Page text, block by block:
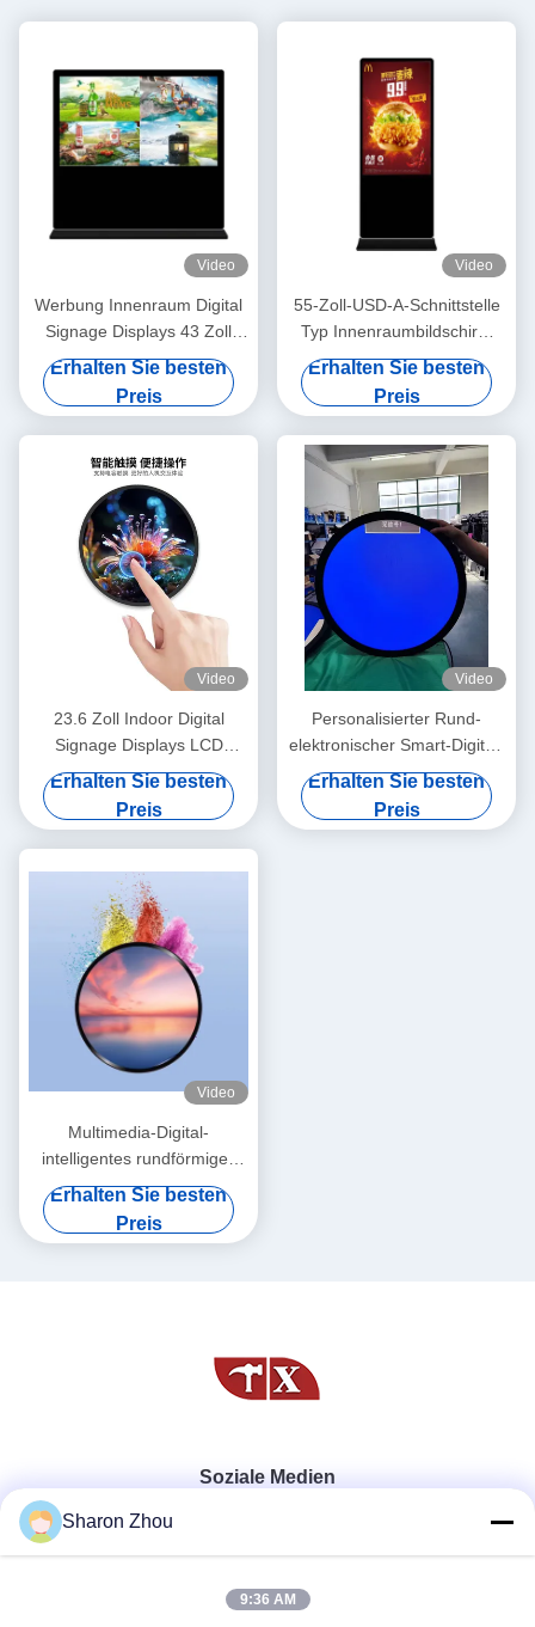
Video
Werbung Innenraum Digital
Signage Displays 43 Zoll
angepasst
Erhalten Sie besten
Preis
Video
55-Zoll-USD-A-Schnittstelle
Typ Innenraumbildschirm
240V
Erhalten Sie besten
Preis
Video
23.6 Zoll Indoor Digital
Signage Displays LCD
1280*1280 Smart Round
Erhalten Sie besten
Preis
Video
Personalisierter Rund-
elektronischer Smart-Digital-
Make-up-Spiegel mit 700-
Erhalten Sie besten
Preis
Video
Multimedia-Digital-
intelligentes rundförmiges
Display für Luxus-Displays
Erhalten Sie besten
Preis
Soziale Medien
Sharon Zhou
9:36 AM